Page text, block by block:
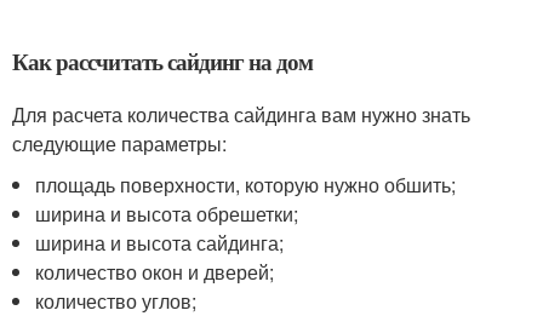
Как рассчитать сайдинг на дом
Для расчета количества сайдинга вам нужно знать
следующие параметры:
площадь поверхности, которую нужно обшить;
ширина и высота обрешетки;
ширина и высота сайдинга;
количество окон и дверей;
количество углов;